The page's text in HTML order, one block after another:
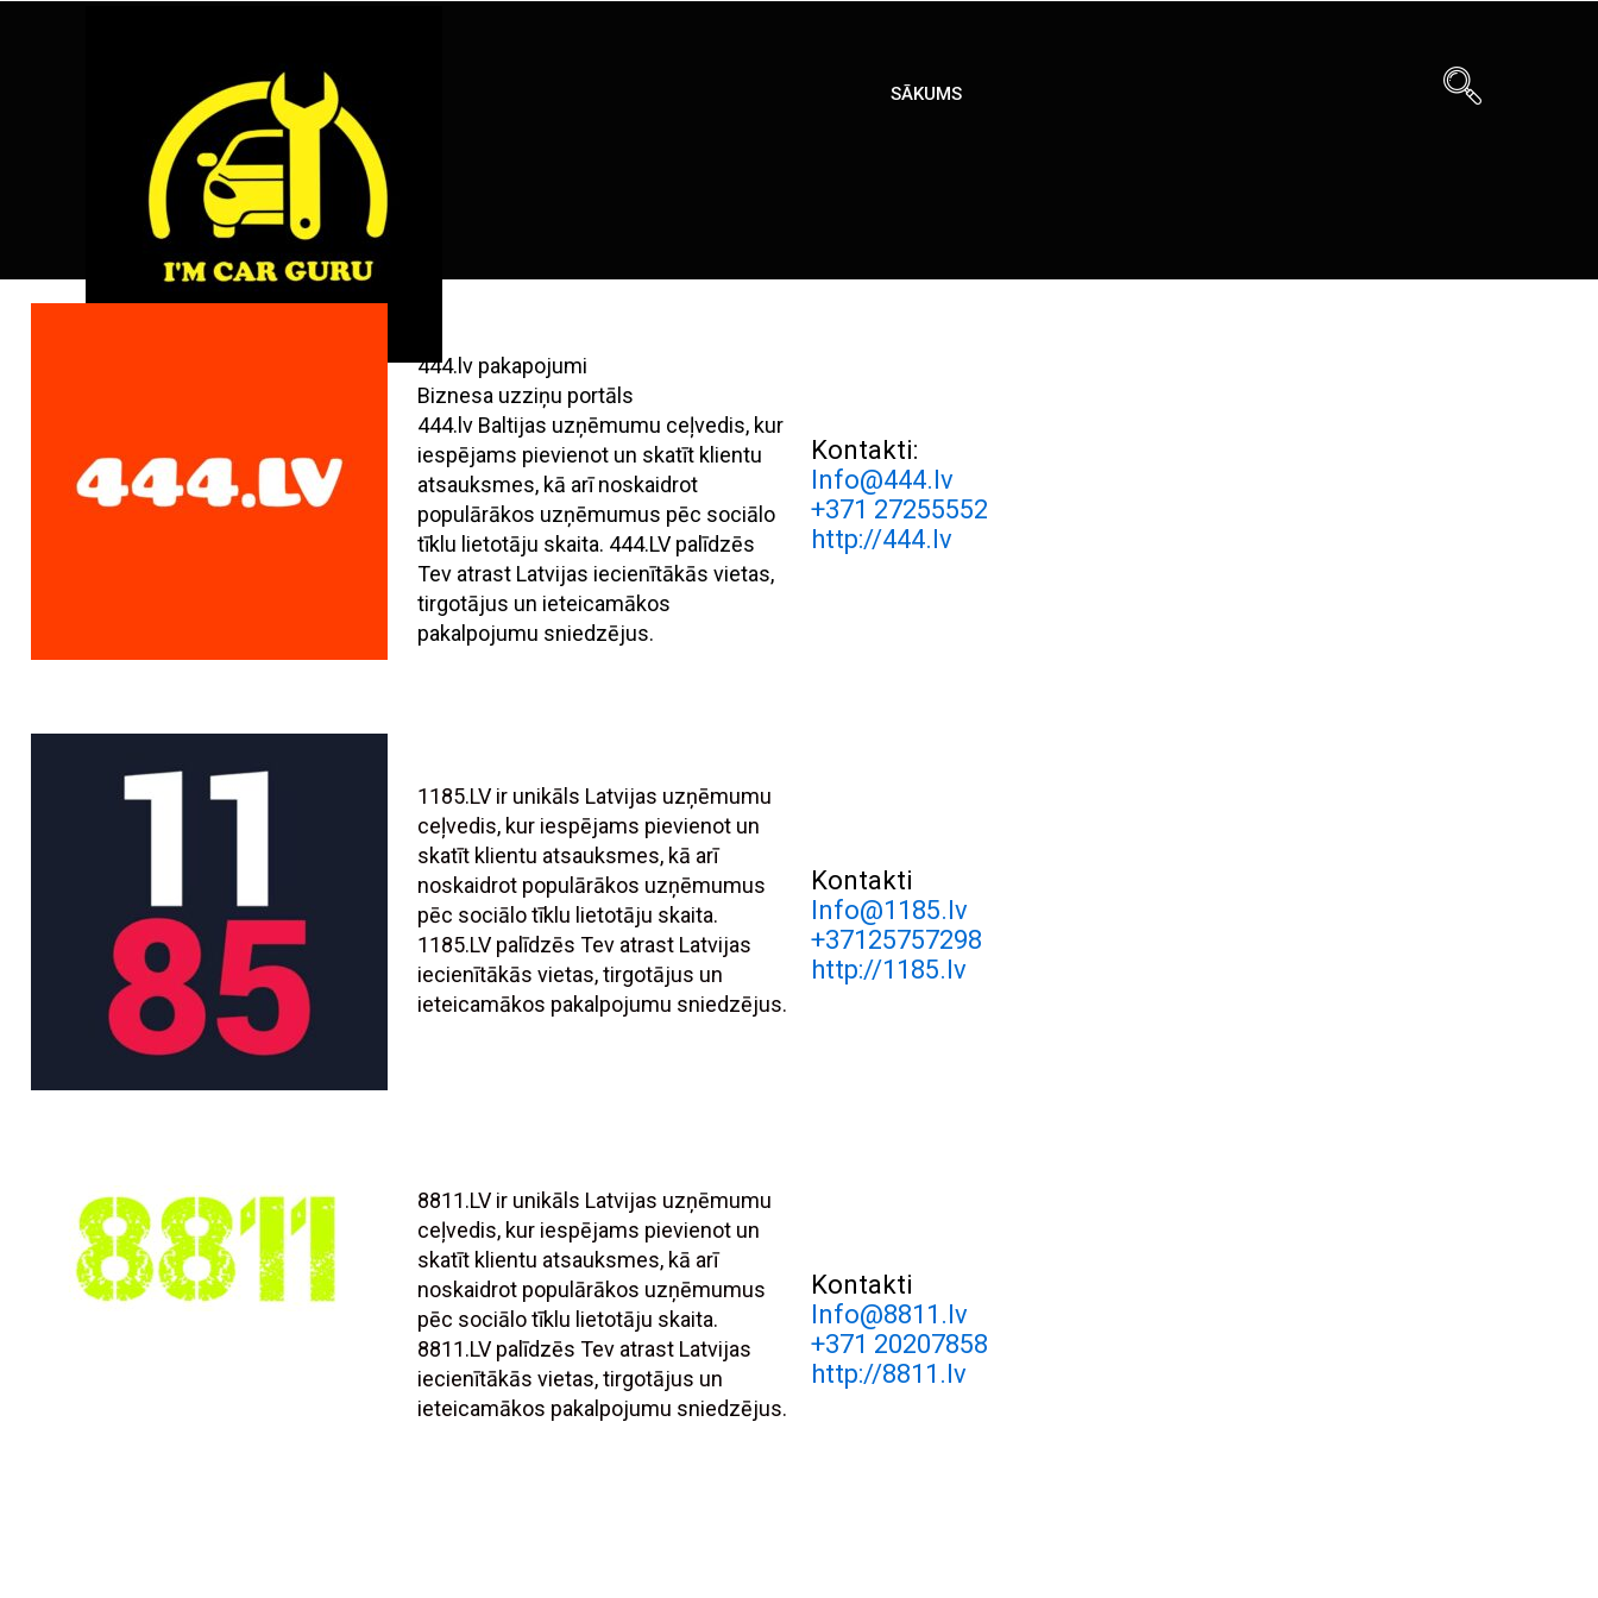
SĀKUMS
444.lv pakapojumi
Biznesa uzziņu portāls
444.lv Baltijas uzņēmumu ceļvedis, kur
iespējams pievienot un skatīt klientu
atsauksmes, kā arī noskaidrot
populārākos uzņēmumus pēc sociālo
tīklu lietotāju skaita. 444.LV palīdzēs
Tev atrast Latvijas iecienītākās vietas,
tirgotājus un ieteicamākos
pakalpojumu sniedzējus.
Kontakti:
Info@444.lv
+371 27255552
http://444.lv
1185.LV ir unikāls Latvijas uzņēmumu
ceļvedis, kur iespējams pievienot un
skatīt klientu atsauksmes, kā arī
noskaidrot populārākos uzņēmumus
pēc sociālo tīklu lietotāju skaita.
1185.LV palīdzēs Tev atrast Latvijas
iecienītākās vietas, tirgotājus un
ieteicamākos pakalpojumu sniedzējus.
Kontakti
Info@1185.lv
+37125757298
http://1185.lv
8811.LV ir unikāls Latvijas uzņēmumu
ceļvedis, kur iespējams pievienot un
skatīt klientu atsauksmes, kā arī
noskaidrot populārākos uzņēmumus
pēc sociālo tīklu lietotāju skaita.
8811.LV palīdzēs Tev atrast Latvijas
iecienītākās vietas, tirgotājus un
ieteicamākos pakalpojumu sniedzējus.
Kontakti
Info@8811.lv
+371 20207858
http://8811.lv